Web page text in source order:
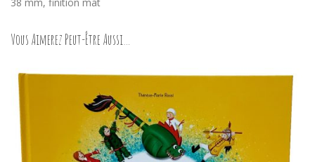
Vous Aimerez Peut-Être Aussi…